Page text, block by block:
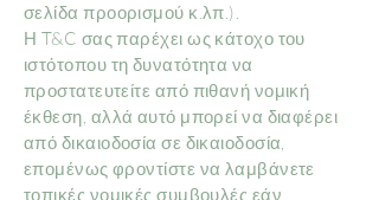
σελίδα προορισμού κ.λπ.).
Η T&C σας παρέχει ως κάτοχο του
ιστότοπου τη δυνατότητα να
προστατευτείτε από πιθανή νομική
έκθεση, αλλά αυτό μπορεί να διαφέρει
από δικαιοδοσία σε δικαιοδοσία,
επομένως φροντίστε να λαμβάνετε
τοπικές νομικές συμβουλές εάν